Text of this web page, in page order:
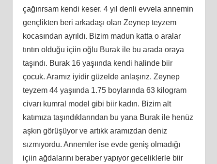
çağırırsam kendi keser. 4 yıl denli evvela annemin
gençlikten beri arkadaşı olan Zeynep teyzem
kocasından ayrıldı. Bizim madun katta o aralar
tıntın olduğu içiin oğlu Burak ile bu arada oraya
taşındı. Burak 16 yaşıında kendi halinde biir
çocuk. Aramız iyidir güzelde anlaşırız. Zeynep
teyzem 44 yaşıında 1.75 boylarında 63 kilogram
civarı kumral model gibi biir kadın. Bizim alt
katımıza taşındıklarından bu yana Burak ile henüz
aşkın görüşüyor ve artıkk aramızdan deniz
sızmıyordu. Annemler ise evde geniş olmadığı
içiin ağdalarını beraber yapıyor geceliklerle biir